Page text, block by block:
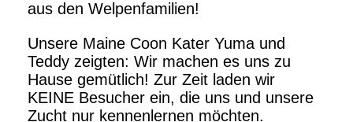
aus den Welpenfamilien!
Unsere Maine Coon Kater Yuma und
Teddy zeigten: Wir machen es uns zu
Hause gemütlich! Zur Zeit laden wir
KEINE Besucher ein, die uns und unsere
Zucht nur kennenlernen möchten.